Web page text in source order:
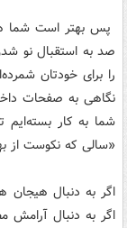
پس بهتر است شما
صد به استقبال نو
را برای خودتان
نگاهی به صفحات
شما به کار بسته‌ایم
«سالی که نکوست از
اگر به دنبال هیجان
اگر به دنبال